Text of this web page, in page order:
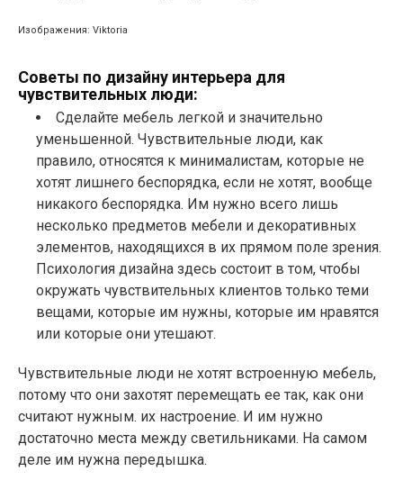
Изображения: Viktoria
Советы по дизайну интерьера для
чувствительных люди:
Сделайте мебель легкой и значительно
уменьшенной. Чувствительные люди, как
правило, относятся к минималистам, которые не
хотят лишнего беспорядка, если не хотят, вообще
никакого беспорядка. Им нужно всего лишь
несколько предметов мебели и декоративных
элементов, находящихся в их прямом поле зрения.
Психология дизайна здесь состоит в том, чтобы
окружать чувствительных клиентов только теми
вещами, которые им нужны, которые им нравятся
или которые они утешают.
Чувствительные люди не хотят встроенную мебель,
потому что они захотят перемещать ее так, как они
считают нужным. их настроение. И им нужно
достаточно места между светильниками. На самом
деле им нужна передышка.